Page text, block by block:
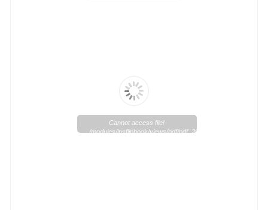
Cannot access file!
/modules/lpsflipbook/views/pdf/pdf_291_1.pdf